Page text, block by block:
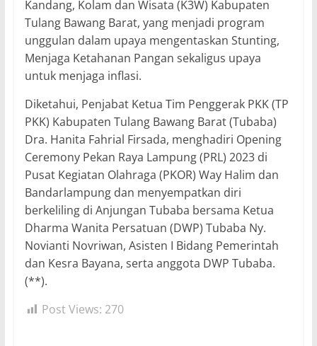
Kandang, Kolam dan Wisata (K3W) Kabupaten
Tulang Bawang Barat, yang menjadi program
unggulan dalam upaya mengentaskan Stunting,
Menjaga Ketahanan Pangan sekaligus upaya
untuk menjaga inflasi.
Diketahui, Penjabat Ketua Tim Penggerak PKK (TP
PKK) Kabupaten Tulang Bawang Barat (Tubaba)
Dra. Hanita Fahrial Firsada, menghadiri Opening
Ceremony Pekan Raya Lampung (PRL) 2023 di
Pusat Kegiatan Olahraga (PKOR) Way Halim dan
Bandarlampung dan menyempatkan diri
berkeliling di Anjungan Tubaba bersama Ketua
Dharma Wanita Persatuan (DWP) Tubaba Ny.
Novianti Novriwan, Asisten I Bidang Pemerintah
dan Kesra Bayana, serta anggota DWP Tubaba.
(**).
Post Views: 270